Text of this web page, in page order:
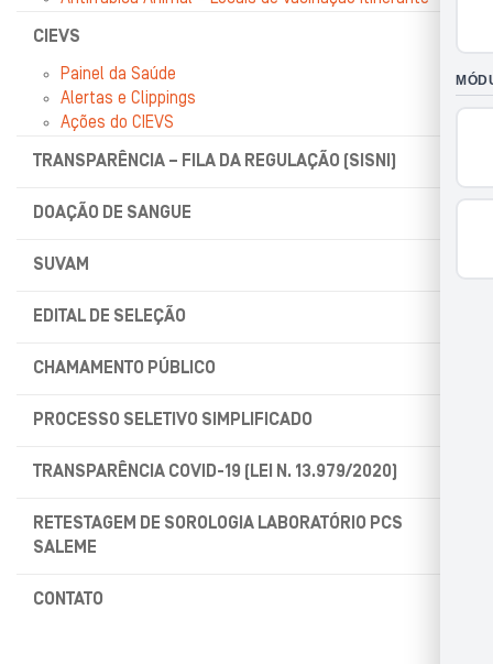
CIEVS
Painel da Saúde
Alertas e Clippings
Ações do CIEVS
TRANSPARÊNCIA – FILA DA REGULAÇÃO (SISNI)
DOAÇÃO DE SANGUE
SUVAM
EDITAL DE SELEÇÃO
CHAMAMENTO PÚBLICO
PROCESSO SELETIVO SIMPLIFICADO
TRANSPARÊNCIA COVID-19 (LEI N. 13.979/2020)
RETESTAGEM DE SOROLOGIA LABORATÓRIO PCS
SALEME
CONTATO